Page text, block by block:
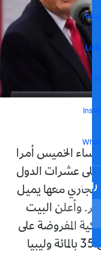
رابط مختصر
مساء الخميس أمرا
على عشرات الدول
التجاري معها يميل
وأعلن البيت
المفروضة على
سوريا ستكون 41 بالمائة وعلى العراق 35 بالمائة وليبيا